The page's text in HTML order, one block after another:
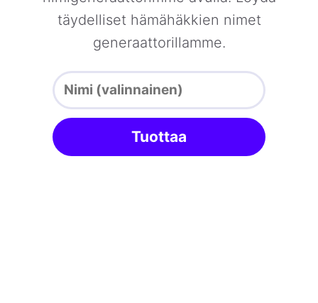
täydelliset hämähäkkien nimet
generaattorillamme.
Tuottaa